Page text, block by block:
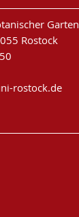
Garten
Rostock
rostock.de